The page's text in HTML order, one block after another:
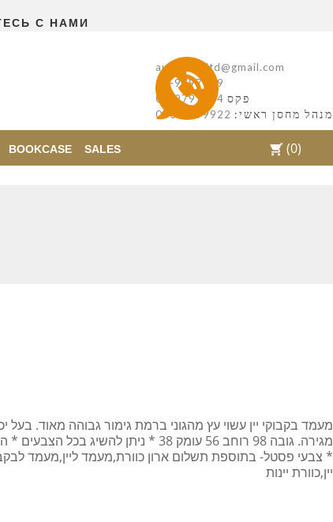
С НАМИ
autentikaltd@gmail.com
08-9797169
08-9797554 פקס
מנהל מחסן ראשי:
shopping_cart (0)
BOOKCASE SALES
מגירה. גובה 98 רוחב 56 עומק 38 * ניתן
* צבעי פסטל- בתוספת תשלום ארון כוורת,מעמד ליין,מעמד
יין,כוורת יינות